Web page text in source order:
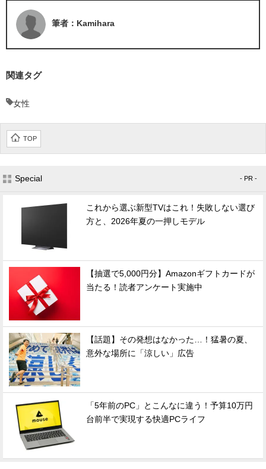
筆者：Kamihara
関連タグ
女性
TOP
Special - PR -
これから選ぶ新型TVはこれ！失敗しない選び
方と、2026年夏の一押しモデル
【抽選で5,000円分】Amazonギフトカードが
当たる！読者アンケート実施中
【話題】その発想はなかった…！猛暑の夏、
意外な場所に「涼しい」広告
「5年前のPC」とこんなに違う！予算10万円
台前半で実現する快適PCライフ